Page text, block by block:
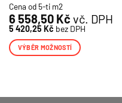
Cena od 5-ti m2
6 558,50 Kč vč. DPH
5 420,25 Kč bez DPH
VÝBĚR MOŽNOSTÍ
více